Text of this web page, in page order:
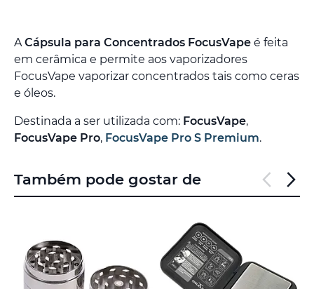
ACápsula para Concentrados FocusVape é feita
em cerâmica e permite aos vaporizadores
FocusVape vaporizar concentrados tais como ceras
e óleos.
Destinada a ser utilizada com: FocusVape,
FocusVape Pro, FocusVape Pro S Premium.
Também pode gostar de